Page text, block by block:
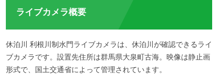
ライブカメラ概要
休泊川 利根川制水門ライブカメラは、休泊川が確認できるライ
ブカメラです。設置先住所は群馬県大泉町古海。映像は静止画
形式で、国土交通省によって管理されています。